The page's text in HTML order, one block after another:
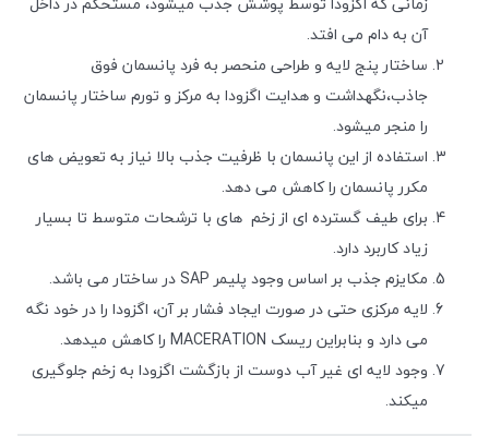
آن به دام می افتد.
ساختار پنج لایه و طراحی منحصر به فرد پانسمان فوق
جاذب،نگهداشت و هدایت اگزودا به مرکز و تورم ساختار پانسمان
را منجر میشود.
استفاده از این پانسمان با ظرفیت جذب بالا نیاز به تعویض های
مکرر پانسمان را کاهش می دهد.
برای طیف گسترده ای از زخم های با ترشحات متوسط تا بسیار
زیاد کاربرد دارد.
مکایزم جذب بر اساس وجود پلیمرSAP در ساختار می باشد.
لایه مرکزی حتی در صورت ایجاد فشار بر آن، اگزودا را در خود نگه
می دارد و بنابراین ریسک MACERATION را کاهش میدهد.
وجود لایه ای غیر آب دوست از بازگشت اگزودا به زخم جلوگیری
میکند.